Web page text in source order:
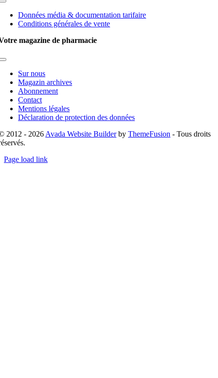
Toggle
NavigationDonnées média & documentation tarifaire
Conditions générales de vente
magazine de pharmacie
Toggle
NavigationSur nous
Magazin archives
Abonnement
Contact
Mentions légales
Déclaration de protection des données
2012 - 2026 Avada Website BuilderbyThemeFusion - Tous droits
Page load link